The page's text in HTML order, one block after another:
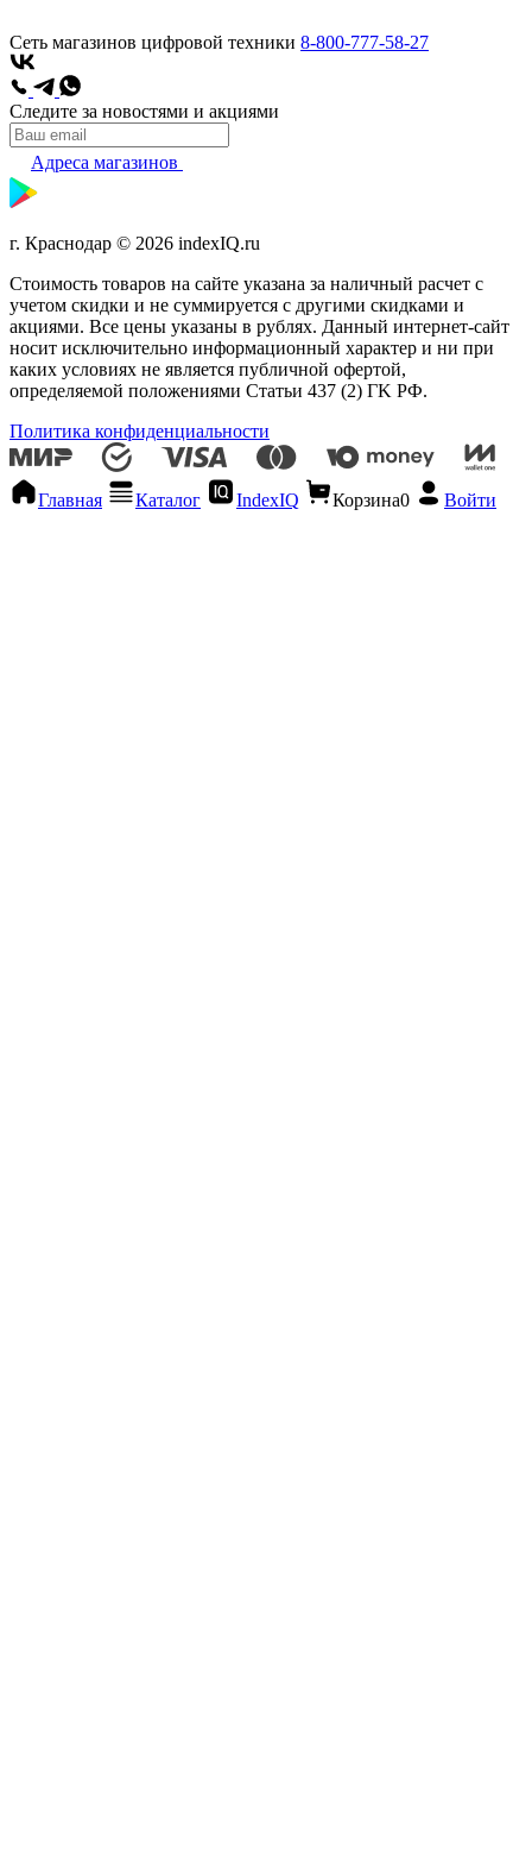
Сеть магазинов цифровой техники 8-800-777-58-27
Следите за новостями и акциями
Адреса магазинов
г. Краснодар © 2026 indexIQ.ru
Стоимость товаров на сайте указана за наличный расчет с
учетом скидки и не суммируется с другими скидками и
акциями. Все цены указаны в рублях. Данный интернет-сайт
носит исключительно информационный характер и ни при
каких условиях не является публичной офертой,
определяемой положениями Статьи 437 (2) ГK РФ.
Политика конфиденциальности
Главная Каталог IndexIQ Корзина0 Войти